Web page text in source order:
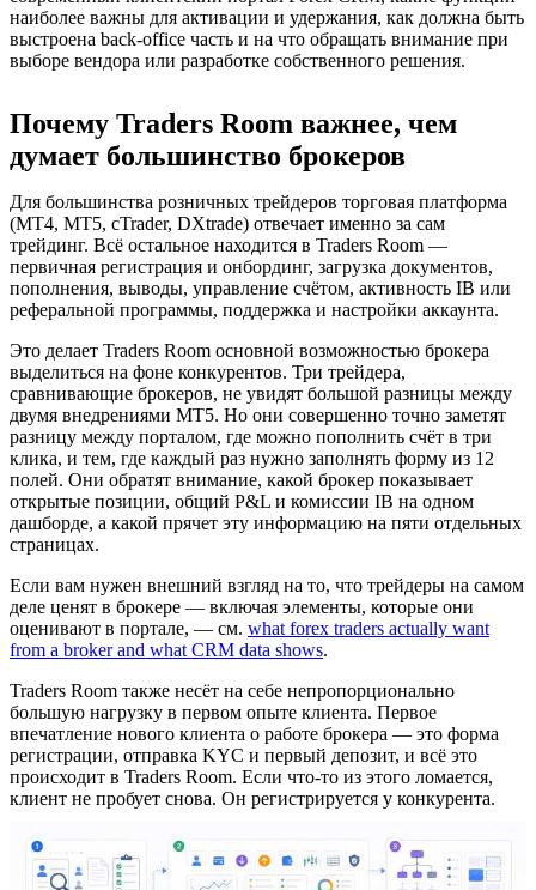
наиболее важны для активации и удержания, как должна быть
выстроена back-office часть и на что обращать внимание при
выборе вендора или разработке собственного решения.
Почему Traders Room важнее, чем
думает большинство брокеров
Для большинства розничных трейдеров торговая платформа
(MT4, MT5, cTrader, DXtrade) отвечает именно за сам
трейдинг. Всё остальное находится в Traders Room —
первичная регистрация и онбординг, загрузка документов,
пополнения, выводы, управление счётом, активность IB или
реферальной программы, поддержка и настройки аккаунта.
Это делает Traders Room основной возможностью брокера
выделиться на фоне конкурентов. Три трейдера,
сравнивающие брокеров, не увидят большой разницы между
двумя внедрениями MT5. Но они совершенно точно заметят
разницу между порталом, где можно пополнить счёт в три
клика, и тем, где каждый раз нужно заполнять форму из 12
полей. Они обратят внимание, какой брокер показывает
открытые позиции, общий P&L и комиссии IB на одном
дашборде, а какой прячет эту информацию на пяти отдельных
страницах.
Если вам нужен внешний взгляд на то, что трейдеры на самом
деле ценят в брокере — включая элементы, которые они
оценивают в портале, — см. what forex traders actually want
from a broker and what CRM data shows.
Traders Room также несёт на себе непропорционально
большую нагрузку в первом опыте клиента. Первое
впечатление нового клиента о работе брокера — это форма
регистрации, отправка KYC и первый депозит, и всё это
происходит в Traders Room. Если что-то из этого ломается,
клиент не пробует снова. Он регистрируется у конкурента.